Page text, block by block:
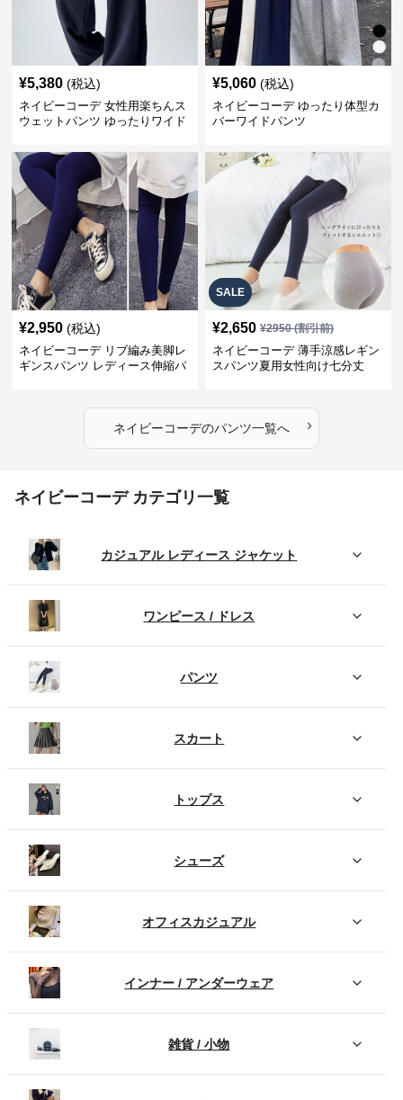
¥5,380 (税込)
ネイビーコーデ 女性用楽ちんス
ウェットパンツ ゆったりワイド
¥5,060 (税込)
ネイビーコーデ ゆったり体型カ
バーワイドパンツ
¥2,950 (税込)
ネイビーコーデ リブ編み美脚レ
ギンスパンツ レディース伸縮パ
SALE
¥2,650 ¥2950(割引前)
ネイビーコーデ 薄手涼感レギン
スパンツ夏用女性向け七分丈
ネイビーコーデのパンツ一覧へ ›
ネイビーコーデ カテゴリ一覧
カジュアル レディース ジャケット
ワンピース / ドレス
パンツ
スカート
トップス
シューズ
オフィスカジュアル
インナー / アンダーウェア
雑貨 / 小物